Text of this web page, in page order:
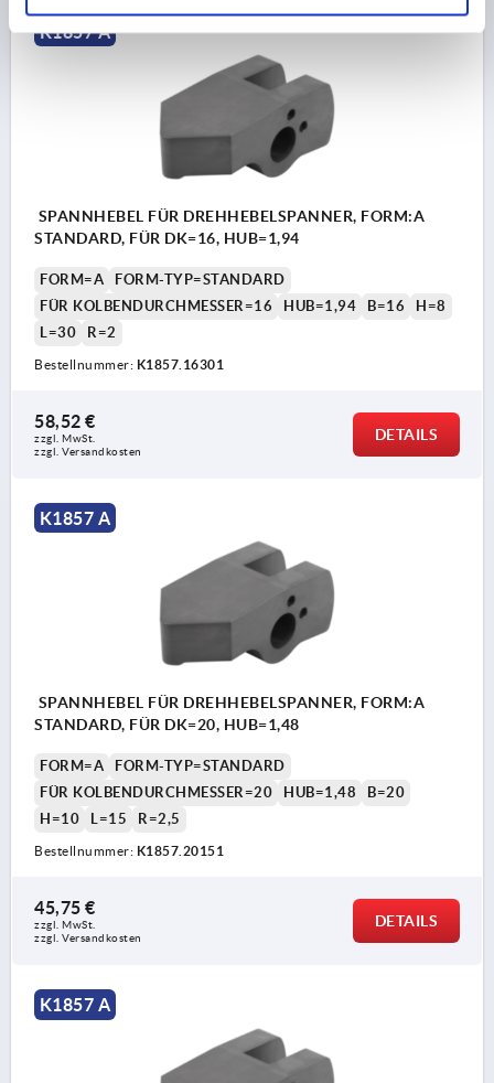
K1857 A
SPANNHEBEL FÜR DREHHEBELSPANNER, FORM:A
STANDARD, FÜR DK=16, HUB=1,94
FORM=A
FORM-TYP=STANDARD
FÜR KOLBENDURCHMESSER=16
HUB=1,94 B=16
H=8
L=30
R=2
Bestellnummer: K1857.16301
58,52 €
zzgl. MwSt.
zzgl. Versandkosten
DETAILS
K1857 A
SPANNHEBEL FÜR DREHHEBELSPANNER, FORM:A
STANDARD, FÜR DK=20, HUB=1,48
FORM=A
FORM-TYP=STANDARD
FÜR KOLBENDURCHMESSER=20
HUB=1,48
B=20
H=10
L=15 R=2,5
Bestellnummer: K1857.20151
45,75 €
zzgl. MwSt.
zzgl. Versandkosten
DETAILS
K1857 A